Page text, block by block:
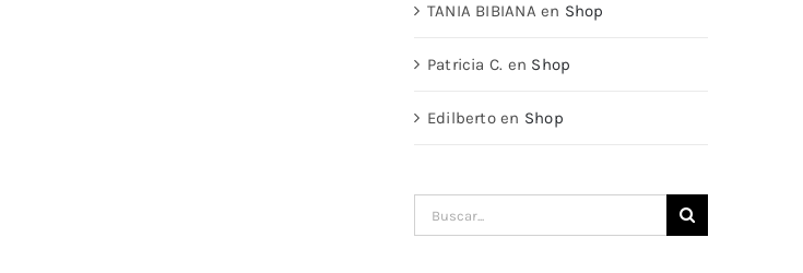
TANIA BIBIANA en Shop
Patricia C. en Shop
Edilbertoen Shop
Buscar: